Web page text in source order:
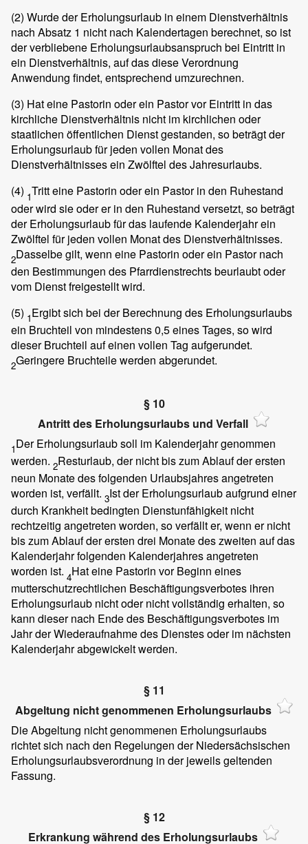
(2) Wurde der Erholungsurlaub in einem Dienstverhältnis
nach Absatz 1 nicht nach Kalendertagen berechnet, so ist
der verbliebene Erholungsurlaubsanspruch bei Eintritt in
ein Dienstverhältnis, auf das diese Verordnung
Anwendung findet, entsprechend umzurechnen.
(3) Hat eine Pastorin oder ein Pastor vor Eintritt in das
kirchliche Dienstverhältnis nicht im kirchlichen oder
staatlichen öffentlichen Dienst gestanden, so beträgt der
Erholungsurlaub für jeden vollen Monat des
Dienstverhältnisses ein Zwölftel des Jahresurlaubs.
(4) 1Tritt eine Pastorin oder ein Pastor in den Ruhestand
oder wird sie oder er in den Ruhestand versetzt, so beträgt
der Erholungsurlaub für das laufende Kalenderjahr ein
Zwölftel für jeden vollen Monat des Dienstverhältnisses.
2Dasselbe gilt, wenn eine Pastorin oder ein Pastor nach
den Bestimmungen des Pfarrdienstrechts beurlaubt oder
vom Dienst freigestellt wird.
(5) 1Ergibt sich bei der Berechnung des Erholungsurlaubs
ein Bruchteil von mindestens 0,5 eines Tages, so wird
dieser Bruchteil auf einen vollen Tag aufgerundet.
2Geringere Bruchteile werden abgerundet.
§ 10
Antritt des Erholungsurlaubs und Verfall
1Der Erholungsurlaub soll im Kalenderjahr genommen
werden. 2Resturlaub, der nicht bis zum Ablauf der ersten
neun Monate des folgenden Urlaubsjahres angetreten
worden ist, verfällt. 3Ist der Erholungsurlaub aufgrund einer
durch Krankheit bedingten Dienstunfähigkeit nicht
rechtzeitig angetreten worden, so verfällt er, wenn er nicht
bis zum Ablauf der ersten drei Monate des zweiten auf das
Kalenderjahr folgenden Kalenderjahres angetreten
worden ist. 4Hat eine Pastorin vor Beginn eines
mutterschutzrechtlichen Beschäftigungsverbotes ihren
Erholungsurlaub nicht oder nicht vollständig erhalten, so
kann dieser nach Ende des Beschäftigungsverbotes im
Jahr der Wiederaufnahme des Dienstes oder im nächsten
Kalenderjahr abgewickelt werden.
§ 11
Abgeltung nicht genommenen Erholungsurlaubs
Die Abgeltung nicht genommenen Erholungsurlaubs
richtet sich nach den Regelungen der Niedersächsischen
Erholungsurlaubsverordnung in der jeweils geltenden
Fassung.
§ 12
Erkrankung während des Erholungsurlaubs